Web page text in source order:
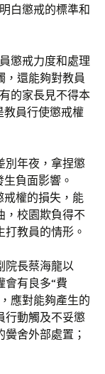
白懲戒的標準和
懲戒力度和處理
，還能夠對教員
的家長見不得本
教員行使懲戒權
別年夜，拿捏懲
負面影響。
戒權的損失，能
，校園欺負得不
教員的情形。
院長蔡海龍以
會有良多“費
應對能夠產生的
行動觸及不妥懲
舍外部處置；